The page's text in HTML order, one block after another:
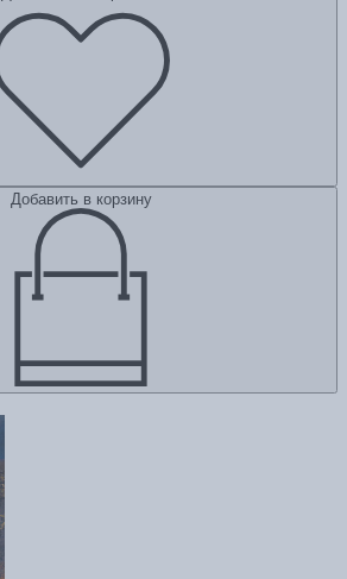
Добавить в корзину